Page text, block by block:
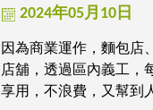
2024年05月10日
因為商業運作，麵包店
店舖，透過區內義工，
享用，不浪費，又幫到